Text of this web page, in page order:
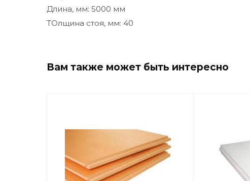
Длина, мм: 5000 мм
ТОлщина стоя, мм: 40
Вам также может быть интересно